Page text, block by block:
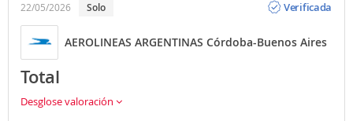
22/05/2026 Solo
Verificada
AEROLINEAS ARGENTINAS Córdoba-Buenos Aires
Total
Desglose valoración